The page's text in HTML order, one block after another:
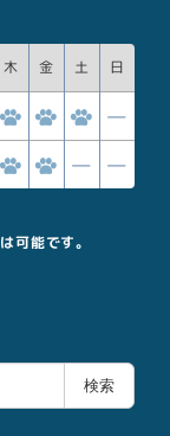
木 金 土 日
可能です。
検索